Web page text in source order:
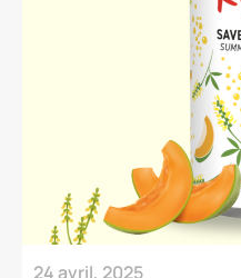
24 avril, 2025